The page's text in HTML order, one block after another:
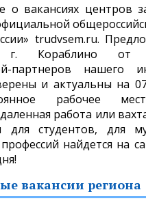
о вакансиях центров
trudvsem.ru.
Кораблино от
партнеров нашего
и актуальны на 07
рабочее
работа или
студентов, для
найдется на
вакансии региона